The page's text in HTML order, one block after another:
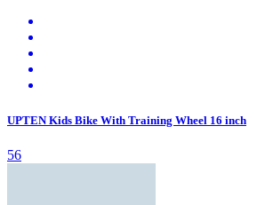
UPTEN Kids Bike With Training Wheel 16 inch
56